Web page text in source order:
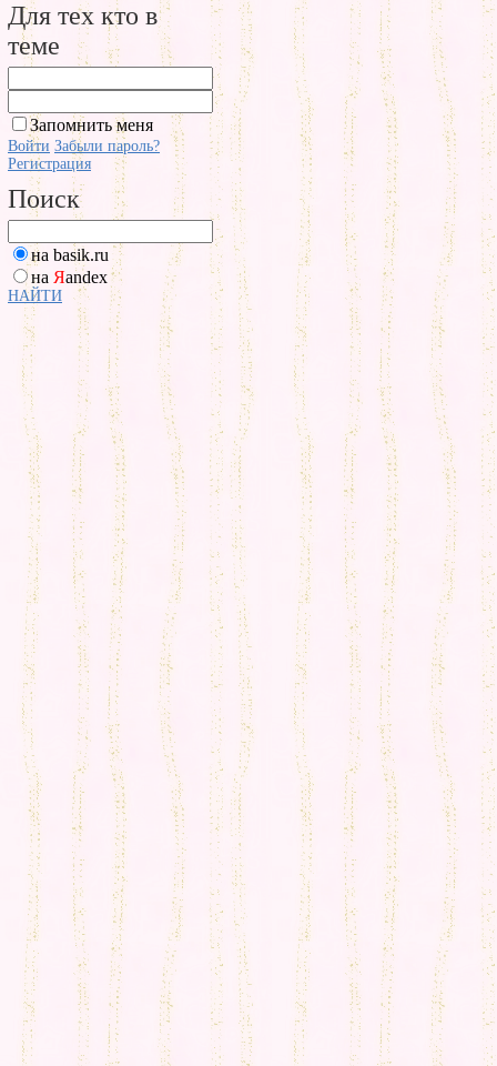
Для тех кто в
теме
Запомнить меня
Войти Забыли пароль?
Регистрация
Поиск
на basik.ru
на Яandex
НАЙТИ